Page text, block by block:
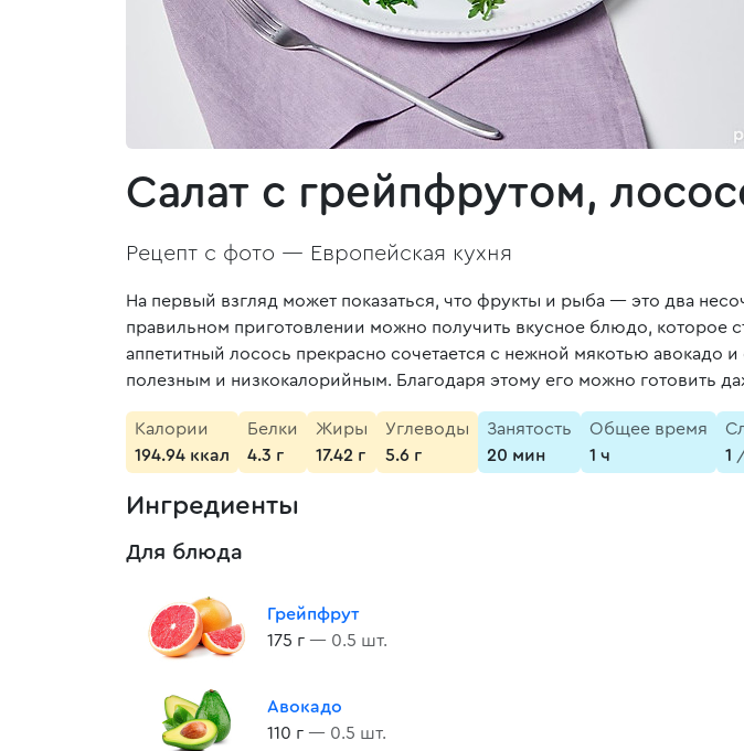
Салат с грейпфрутом,
Рецепт с фото — Европейская кухня
На первый взгляд может показаться, что фрукты и рыба — это два
правильном приготовлении можно получить вкусное блюдо, которое
аппетитный лосось прекрасно сочетается с нежной мякотью авокадо
полезным и низкокалорийным. Благодаря этому его можно готовить
Калории
194.94 ккал
Белки
4.3 г
Жиры
17.42 г
Углеводы
5.6 г
Занятость
20 мин
Общее время
1 ч
1
Ингредиенты
Для блюда
Грейпфрут
175 г — 0.5 шт.
Авокадо
110 г — 0.5 шт.